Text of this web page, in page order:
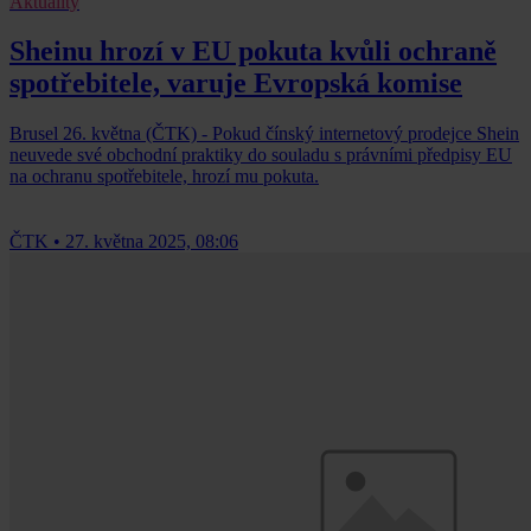
Sheinu hrozí v EU pokuta kvůli ochraně
spotřebitele, varuje Evropská komise
Brusel 26. května (ČTK) - Pokud čínský internetový prodejce Shein
neuvede své obchodní praktiky do souladu s právními předpisy EU
na ochranu spotřebitele, hrozí mu pokuta.
ČTK • 27. května 2025, 08:06